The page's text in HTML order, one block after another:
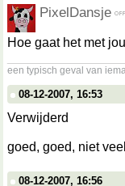
PixelDansje
Hoe gaat het met
een typisch geval van
08-12-2007, 16:53
Verwijderd
goed, goed, niet veel
08-12-2007, 16:56